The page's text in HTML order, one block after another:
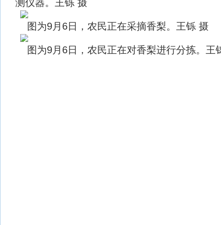
测仪器。王铄 摄
图为9月6日，农民正在采摘香梨。王铄 摄
图为9月6日，农民正在对香梨进行分拣。王